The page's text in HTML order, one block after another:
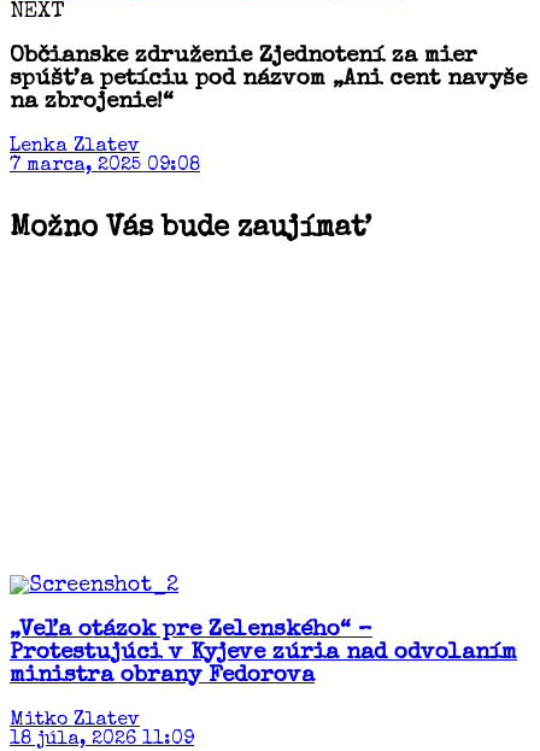
NEXT
Občianske združenie Zjednotení za mier
spúšťa petíciu pod názvom „Ani cent navyše
na zbrojenie!“
Lenka Zlatev
7 marca, 2025 09:08
Možno Vás bude zaujímať
„Veľa otázok pre Zelenského“ –
Protestujúci v Kyjeve zúria nad odvolaním
ministra obrany Fedorova
Mitko Zlatev
18 júla, 2026 11:09